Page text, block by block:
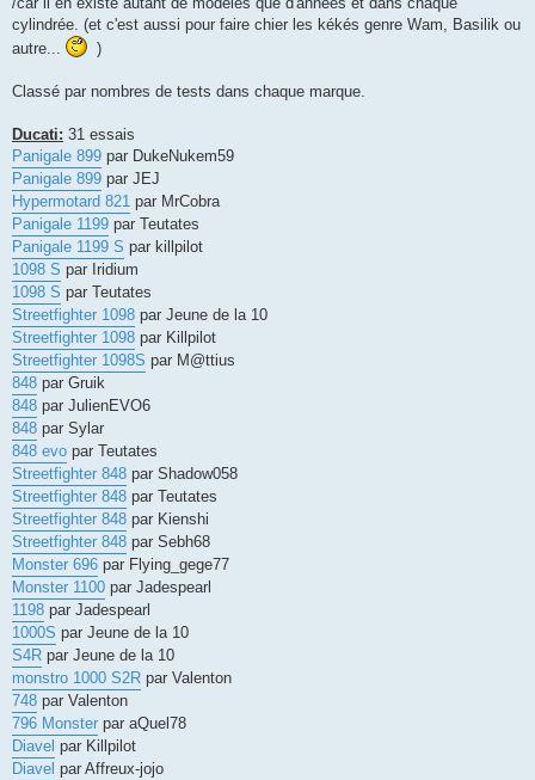
cylindrée. (et c'est aussi pour faire chier les kékés genre Wam, Basilik ou
autre...
)
Classé par nombres de tests dans chaque marque.
Ducati: 31 essais
Panigale 899 par DukeNukem59
Panigale 899 par JEJ
Hypermotard 821 par MrCobra
Panigale 1199 par Teutates
Panigale 1199 S par killpilot
1098 S par Iridium
1098 S par Teutates
Streetfighter 1098 par Jeune de la 10
Streetfighter 1098 par Killpilot
Streetfighter 1098S par M@ttius
848 par Gruik
848 par JulienEVO6
848 par Sylar
848 evo par Teutates
Streetfighter 848 par Shadow058
Streetfighter 848 par Teutates
Streetfighter 848 par Kienshi
Streetfighter 848 par Sebh68
Monster 696 par Flying_gege77
Monster 1100 par Jadespearl
1198 par Jadespearl
1000S par Jeune de la 10
S4R par Jeune de la 10
monstro 1000 S2R par Valenton
748 par Valenton
796 Monster par aQuel78
Diavel par Killpilot
Diavel par Affreux-jojo